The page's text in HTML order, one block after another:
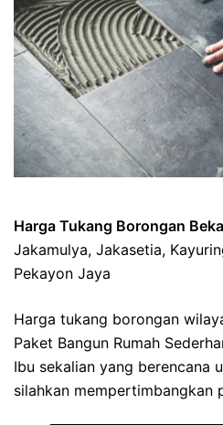
Harga Tukang Borongan
Jakamulya, Jakasetia,
Pekayon Jaya
Harga tukang borongan
Paket Bangun Rumah
Ibu sekalian yang berencana
silahkan mempertimbangkan